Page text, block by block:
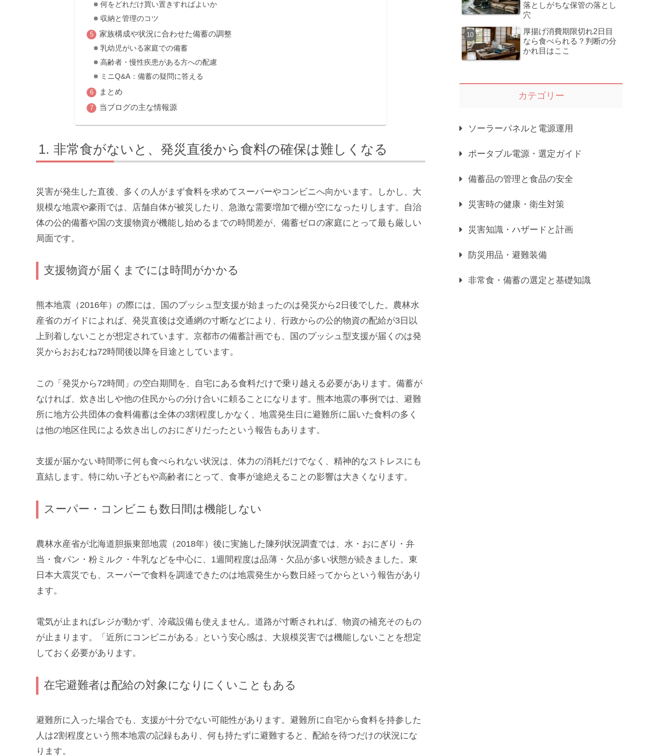
何をどれだけ買い置きすればよいか
収納と管理のコツ
家族構成や状況に合わせた備蓄の調整
乳幼児がいる家庭での備蓄
高齢者・慢性疾患がある方への配慮
ミニQ&A：備蓄の疑問に答える
まとめ
当ブログの主な情報源
非常食がないと、発災直後から食料の確保は難しくなる
災害が発生した直後、多くの人がまず食料を求めてスーパーやコンビニへ向かいます。しかし、大
規模な地震や豪雨では、店舗自体が被災したり、急激な需要増加で棚が空になったりします。自治
体の公的備蓄や国の支援物資が機能し始めるまでの時間差が、備蓄ゼロの家庭にとって最も厳しい
局面です。
支援物資が届くまでには時間がかかる
熊本地震（2016年）の際には、国のプッシュ型支援が始まったのは発災から2日後でした。農林水
産省のガイドによれば、発災直後は交通網の寸断などにより、行政からの公的物資の配給が3日以
上到着しないことが想定されています。京都市の備蓄計画でも、国のプッシュ型支援が届くのは発
災からおおむね72時間後以降を目途としています。
この「発災から72時間」の空白期間を、自宅にある食料だけで乗り越える必要があります。備蓄が
なければ、炊き出しや他の住民からの分け合いに頼ることになります。熊本地震の事例では、避難
所に地方公共団体の食料備蓄は全体の3割程度しかなく、地震発生日に避難所に届いた食料の多く
は他の地区住民による炊き出しのおにぎりだったという報告もあります。
支援が届かない時間帯に何も食べられない状況は、体力の消耗だけでなく、精神的なストレスにも
直結します。特に幼い子どもや高齢者にとって、食事が途絶えることの影響は大きくなります。
スーパー・コンビニも数日間は機能しない
農林水産省が北海道胆振東部地震（2018年）後に実施した陳列状況調査では、水・おにぎり・弁
当・食パン・粉ミルク・牛乳などを中心に、1週間程度は品薄・欠品が多い状態が続きました。東
日本大震災でも、スーパーで食料を調達できたのは地震発生から数日経ってからという報告があり
ます。
電気が止まればレジが動かず、冷蔵設備も使えません。道路が寸断されれば、物資の補充そのもの
が止まります。「近所にコンビニがある」という安心感は、大規模災害では機能しないことを想定
しておく必要があります。
在宅避難者は配給の対象になりにくいこともある
避難所に入った場合でも、支援が十分でない可能性があります。避難所に自宅から食料を持参した
人は2割程度という熊本地震の記録もあり、何も持たずに避難すると、配給を待つだけの状況にな
ります。
落としがちな保管の落とし
穴
厚揚げ消費期限切れ2日目
なら食べられる？判断の分
かれ目はここ
カテゴリー
ソーラーパネルと電源運用
ポータブル電源・選定ガイド
備蓄品の管理と食品の安全
災害時の健康・衛生対策
災害知識・ハザードと計画
防災用品・避難装備
非常食・備蓄の選定と基礎知識